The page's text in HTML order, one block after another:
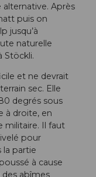
Après
puis on
jusqu’à
naturelle
Stöckli.
et ne devrait
sec. Elle
degrés sous
à droite, en
militaire. Il faut
pour
la partie
à cause
des abîmes